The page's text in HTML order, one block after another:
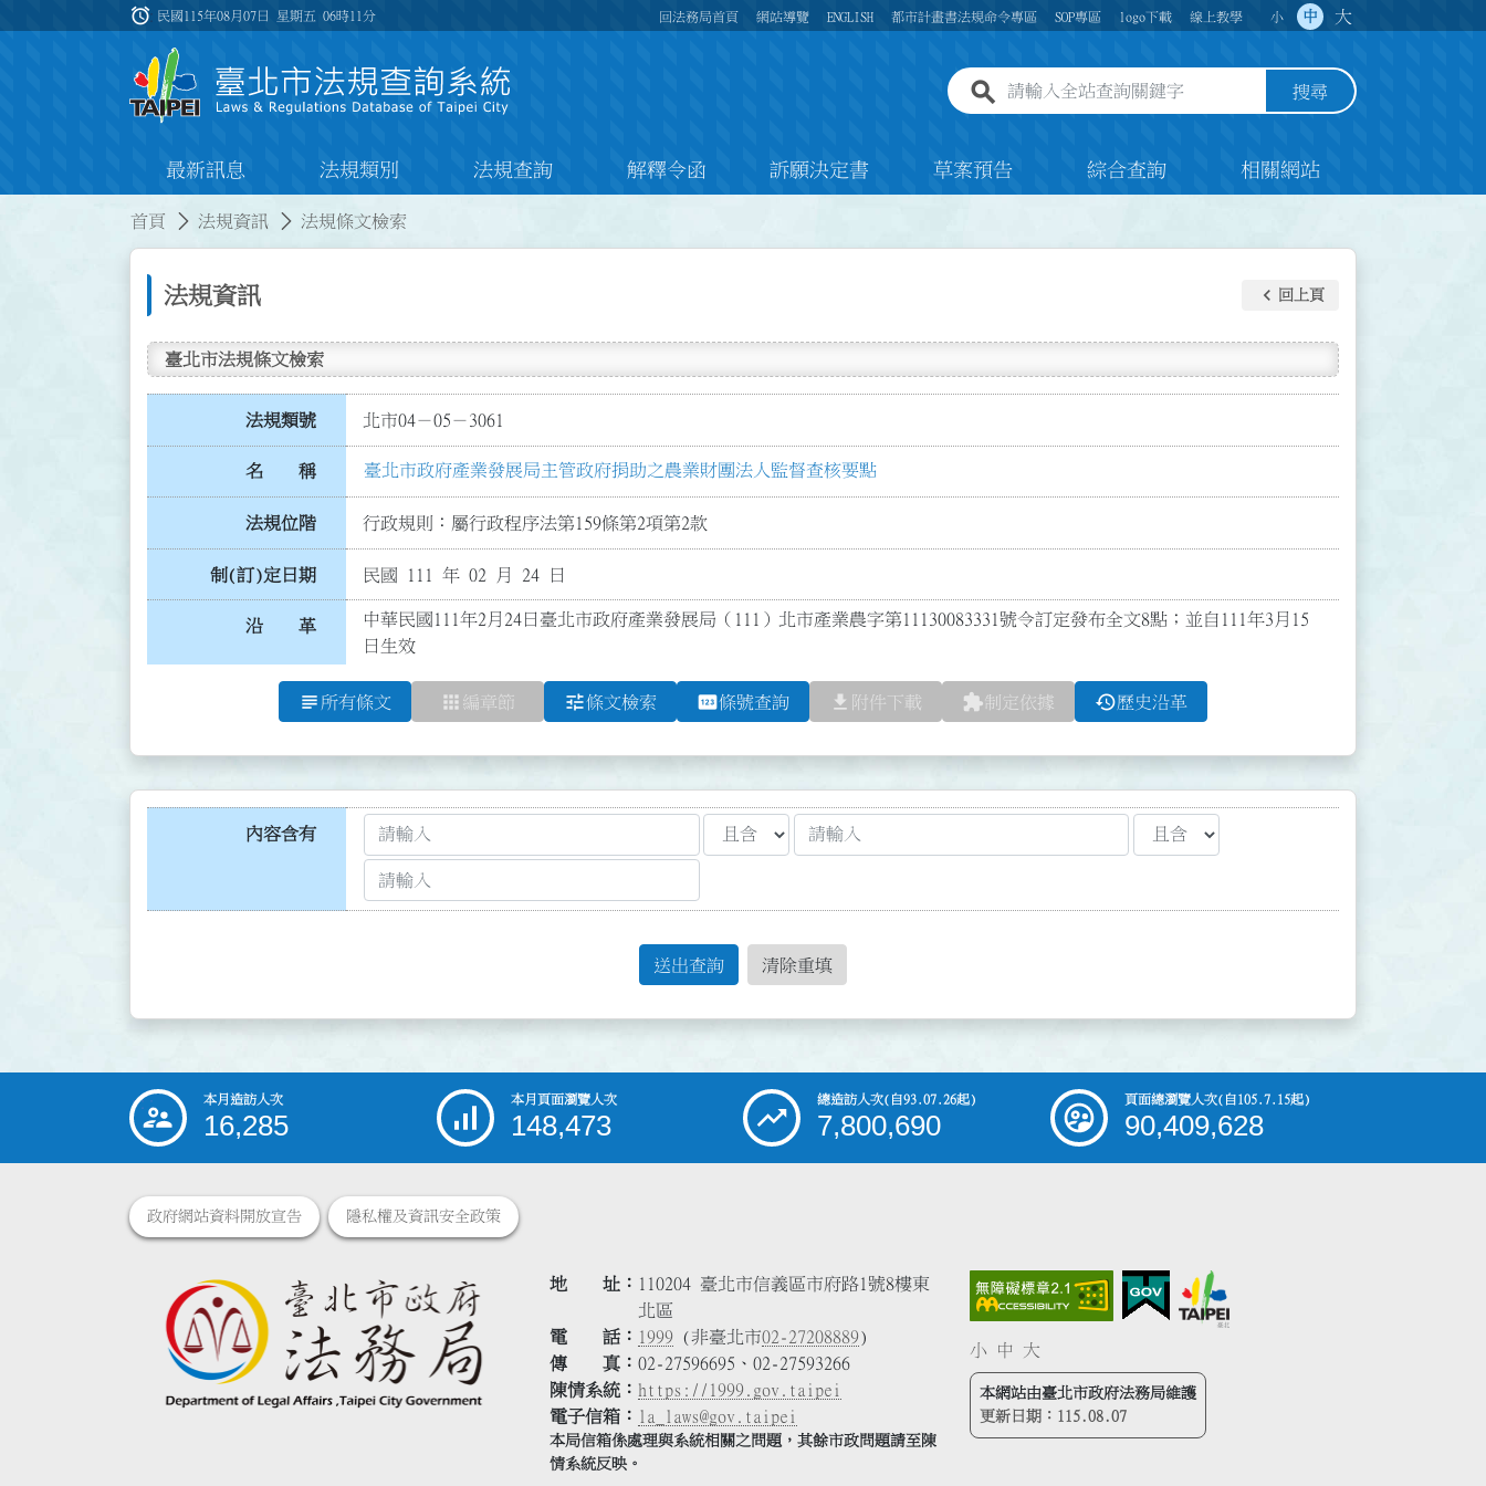
:::
alarm 民國115年08月07日 星期五06時11分 回法務局首頁 網站導覽 ENGLISH 都市計畫書法規命令專區 SOP專區 logo下載 線上教學 小 中 大
全站查詢關鍵字欄位 搜尋
最新訊息 法規類別 法規查詢 解釋令函 訴願決定書 草案預告 綜合查詢 相關網站
首頁 法規資訊 法規條文檢索
法規資訊 keyboard_arrow_left 回上頁
臺北市法規條文檢索
法規類號 北市04－05－3061
名 稱 臺北市政府產業發展局主管政府捐助之農業財團法人監督查核要點
法規位階 行政規則：屬行政程序法第159條第2項第2款
制(訂)定日期 民國 111 年 02 月 24 日
沿 革
中華民國111年2月24日臺北市政府產業發展局（111）北市產業農字第11130083331號令訂定發布全文8點；並自111年3月15
日生效
subject 所有條文 apps 編章節 tune條文檢索 pin條號查詢 file_download 附件下載 extension制定依據 history歷史沿革
內容含有
送出查詢 清除重填
::: 本月造訪人次
16,285
本月頁面瀏覽人次
148,473
總造訪人次(自93.07.26起)
7,800,690
頁面總瀏覽人次(自105.7.15起)
90,409,628
政府網站資料開放宣告 隱私權及資訊安全政策
地 址
110204 臺北市信義區市府路1號8樓東
北區
電 話
1999 (非臺北市02-27208889)
傳 真
02-27596695、02-27593266
陳情系統
https://1999.gov.taipei
電子信箱
la_laws@gov.taipei
本局信箱係處理與系統相關之問題，其餘市政問題請至陳
情系統反映。
小 中 大
本網站由臺北市政府法務局維護
更新日期： 115.08.07